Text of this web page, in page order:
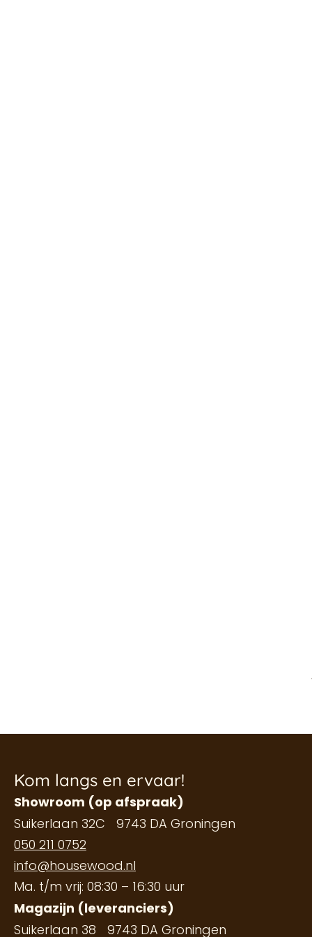
Kom langs en ervaar!
Showroom (op afspraak)
Suikerlaan 32C 9743 DA Groningen
050 211 0752
info@housewood.nl
Ma. t/m vrij: 08:30 – 16:30 uur
Magazijn (leveranciers)
Suikerlaan 38 9743 DA Groningen